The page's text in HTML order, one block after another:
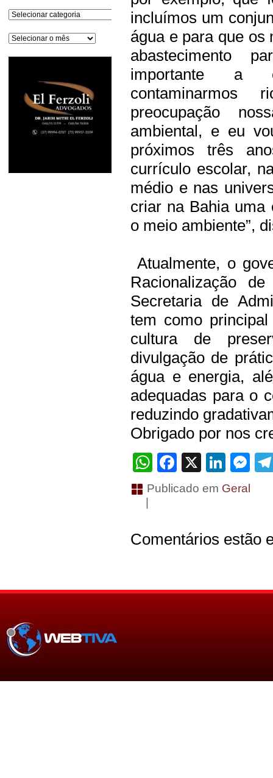
Categorias
Arquivos
incluímos um
água e para que os
abastecimento
importante a
preocupação
ambiental, e eu
próximos três
currículo escolar,
médio e nas
criar na Bahia uma
o meio ambiente”,
Atualmente, o
Racionalização
Secretaria de
tem como
cultura de
divulgação de
água e energia,
adequadas para o
reduzindo
Obrigado por nos
WhatsApp
Facebook
X
Publicado em Geral
Comentários estão